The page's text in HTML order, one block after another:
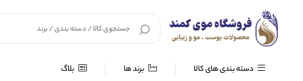
دسته بندی های کالا برند ها بلاگ